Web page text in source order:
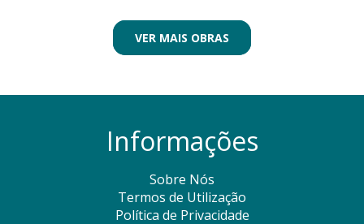
VER MAIS OBRAS
Informações
Sobre Nós
Termos de Utilização
Política de Privacidade